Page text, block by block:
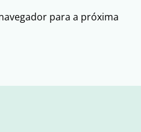
para a próxima